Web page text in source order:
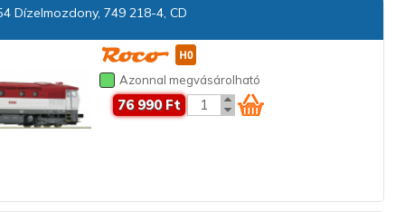
Dízelmozdony, 749 218-4, CD
Azonnal megvásárolható
76 990 Ft